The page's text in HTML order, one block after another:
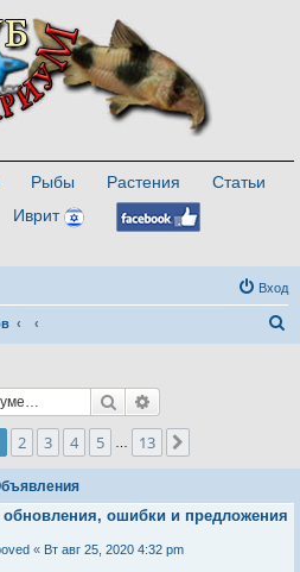
Рыбы Растения
Статьи
Иврит
Вход
Поиск
1 из
2 3 4 5 13
обновления, ошибки и предложения
« Вт авг 25, 2020 4:32 pm